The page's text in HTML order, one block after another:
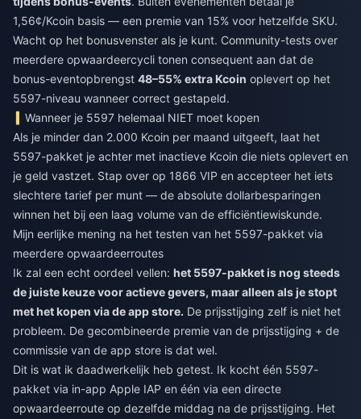
1,56¢/Kcoin basis — een premie van 15% voor hetzelfde SKU.
Wacht op het bonusvenster als je kunt. Community-tests over
meerdere opwaardeercycli tonen consequent aan dat de
bonus-eventopbrengst 48–55% extra Kcoin oplevert op het
5597-niveau wanneer correct gestapeld.
Wanneer je 5597 helemaal NIET moet kopen
Als je minder dan 2.000 Kcoin per maand uitgeeft, laat het
5597-pakket je achter met inactieve Kcoin die niets oplevert en
je geld vastzet. Stap over op 1866 VIP en accepteer het iets
slechtere tarief per munt — de absolute dollarbesparingen
winnen het bij een laag volume van de efficiëntiewiskunde.
Mijn eerlijke mening na het testen van het 5597-pakket via
meerdere opwaardeerroutes
Ik zal een echt oordeel vellen: het 5597-pakket is nog steeds
de juiste keuze voor actieve gevers, maar alleen als je stopt
met het kopen via de app store. De prijsstijging zelf is niet het
probleem. De gecombineerde premie van de prijsstijging + de
commissie van de app store is dat wel.
Dit is wat ik daadwerkelijk heb getest. Ik kocht één 5597-
pakket via in-app Apple IAP en één via een directe
opwaardeerroute op dezelfde middag na de prijsstijging. Het